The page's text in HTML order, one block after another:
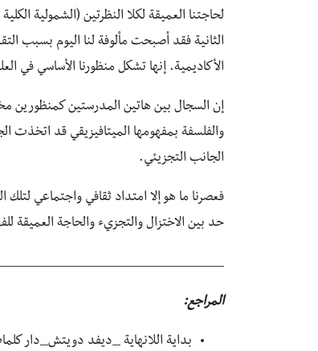
لحاجتنا العميقة لكلا النظرتين (الشمولية
الثانية فقد أصبحت مألوفة لنا اليوم بسبب
الأكاديمية. إنها تشكل منظورنا الأساسي في
إن السجال بين هاتين المدرستين كمنظورين
الجانب التجزيئي.
فعصرنا ما هو إلا امتداد ثقافي واجتماعي لتلك
حد بين الاختزال والتجزيء والحاجة العميقة
المراجع:
بداية اللانهاية _ديفد دويتش_دار